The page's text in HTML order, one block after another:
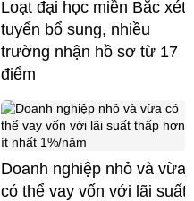
Loạt đại học miền Bắc xét
tuyển bổ sung, nhiều
trường nhận hồ sơ từ 17
điểm
Doanh nghiệp nhỏ và vừa
có thể vay vốn với lãi suất